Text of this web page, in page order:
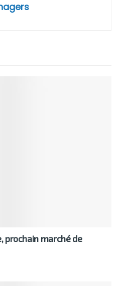
prochain marché de